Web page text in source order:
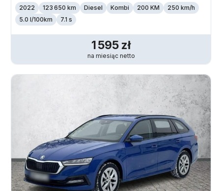
2022 123 650 km Diesel Kombi 200 KM 250 km/h
5.0 l/100km
7.1 s
1 595 zł
na miesiąc netto